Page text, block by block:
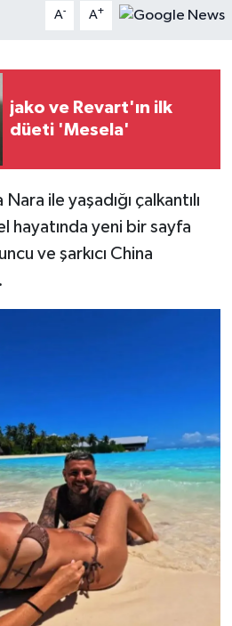
A- A+
jako ve Revart'ın ilk
düeti 'Mesela'
ile yaşadığı çalkantılı
hayatında yeni bir sayfa
ve şarkıcı China